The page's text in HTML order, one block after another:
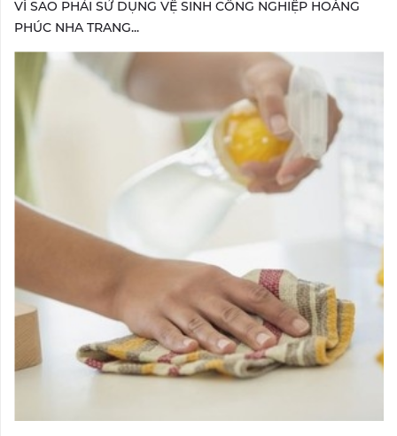
VÌ SAO PHẢI SỬ DỤNG VỆ SINH CÔNG NGHIỆP HOÀNG
PHÚC NHA TRANG...